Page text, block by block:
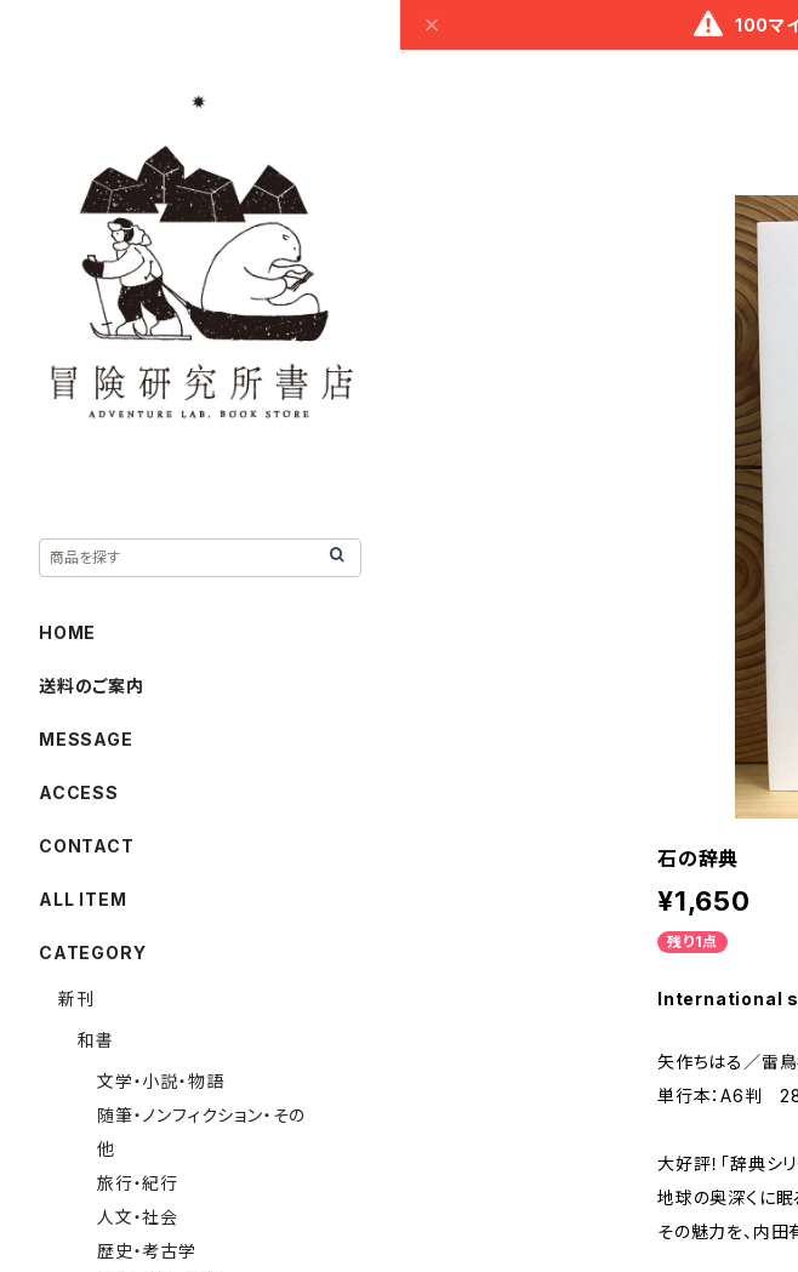
100マ
石の辞典
¥1,650
残り1点
International
矢作ちはる／雷
単行本：A6判
大好評！「辞典シ
地球の奥深くに眠
その魅力を、内田
HOME
送料のご案内
MESSAGE
ACCESS
CONTACT
ALL ITEM
CATEGORY
新刊
和書
文学・小説・物語
随筆・ノンフィクション・その
他
旅行・紀行
人文・社会
歴史・考古学